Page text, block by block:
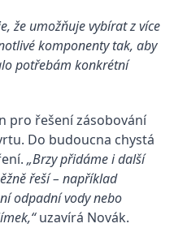
že umožňuje vybírat z více
komponenty tak, aby
potřebám konkrétní
pro řešení zásobování
Do budoucna chystá
„Brzy přidáme i další
řeší – například
odpadní vody nebo
uzavírá Novák.